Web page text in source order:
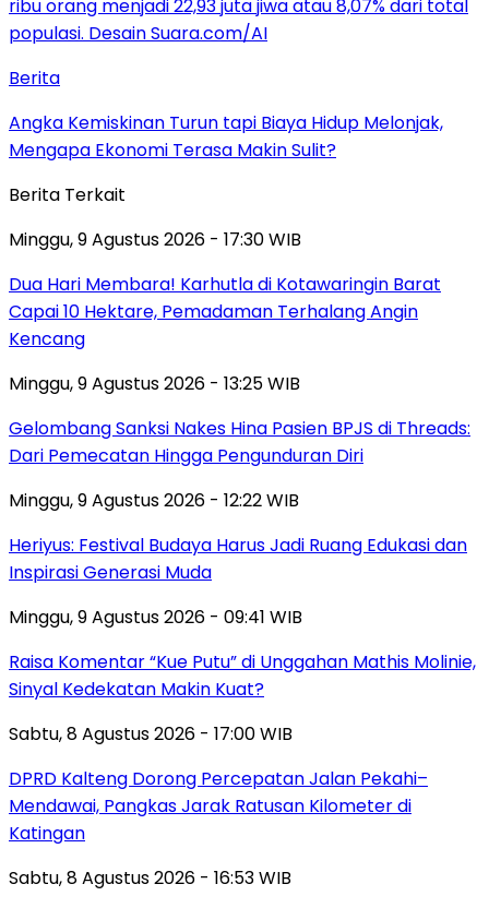
Berita
Angka Kemiskinan Turun tapi Biaya Hidup Melonjak,
Mengapa Ekonomi Terasa Makin Sulit?
Berita Terkait
Minggu, 9 Agustus 2026 - 17:30 WIB
Dua Hari Membara! Karhutla di Kotawaringin Barat
Capai 10 Hektare, Pemadaman Terhalang Angin
Kencang
Minggu, 9 Agustus 2026 - 13:25 WIB
Gelombang Sanksi Nakes Hina Pasien BPJS di Threads:
Dari Pemecatan Hingga Pengunduran Diri
Minggu, 9 Agustus 2026 - 12:22 WIB
Heriyus: Festival Budaya Harus Jadi Ruang Edukasi dan
Inspirasi Generasi Muda
Minggu, 9 Agustus 2026 - 09:41 WIB
Raisa Komentar “Kue Putu” di Unggahan Mathis Molinie,
Sinyal Kedekatan Makin Kuat?
Sabtu, 8 Agustus 2026 - 17:00 WIB
DPRD Kalteng Dorong Percepatan Jalan Pekahi–
Mendawai, Pangkas Jarak Ratusan Kilometer di
Katingan
Sabtu, 8 Agustus 2026 - 16:53 WIB